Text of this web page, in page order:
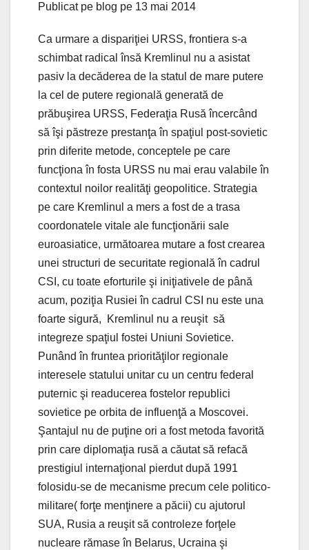
Publicat pe blog pe 13 mai 2014
Ca urmare a dispariţiei URSS, frontiera s-a
schimbat radical însă Kremlinul nu a asistat
pasiv la decăderea de la statul de mare putere
la cel de putere regională generată de
prăbuşirea URSS, Federaţia Rusă încercând
să îşi păstreze prestanţa în spaţiul post-sovietic
prin diferite metode, conceptele pe care
funcţiona în fosta URSS nu mai erau valabile în
contextul noilor realităţi geopolitice. Strategia
pe care Kremlinul a mers a fost de a trasa
coordonatele vitale ale funcţionării sale
euroasiatice, următoarea mutare a fost crearea
unei structuri de securitate regională în cadrul
CSI, cu toate eforturile şi iniţiativele de până
acum, poziţia Rusiei în cadrul CSI nu este una
foarte sigură, Kremlinul nu a reuşit să
integreze spaţiul fostei Uniuni Sovietice.
Punând în fruntea priorităţilor regionale
interesele statului unitar cu un centru federal
puternic şi readucerea fostelor republici
sovietice pe orbita de influenţă a Moscovei.
Şantajul nu de puţine ori a fost metoda favorită
prin care diplomaţia rusă a căutat să refacă
prestigiul internaţional pierdut după 1991
folosidu-se de mecanisme precum cele politico-
militare( forţe menţinere a păcii) cu ajutorul
SUA, Rusia a reuşit să controleze forţele
nucleare rămase în Belarus, Ucraina şi